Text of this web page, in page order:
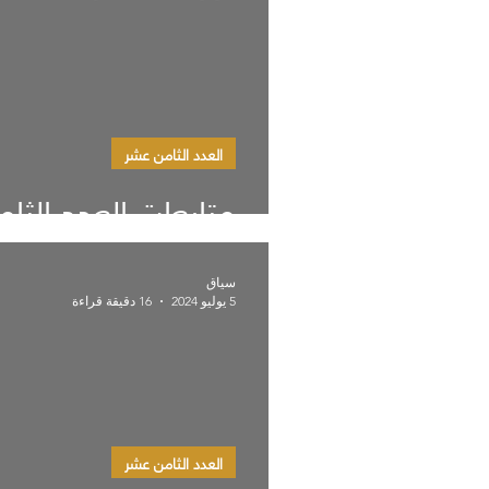
متابعات العدد
العدد الثامن عشر
العدد الثامن عشر
سياق
5 يوليو 2024
16 دقيقة قراءة